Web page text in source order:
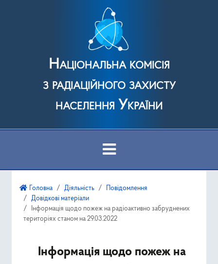
Національна комісія
з радіаційного захисту
населення України
Діяльність
Публічна інформація
Головна Діяльність
Повідомлення
Довідкові матеріали
Інформація щодо пожеж на радіоактивно забруднених
територіях станом на 29.03.2022
Інформація щодо пожеж на